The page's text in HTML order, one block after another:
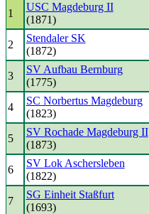
1
USC Magdeburg II
(1871)
2
Stendaler SK
(1872)
3
SV Aufbau Bernburg
(1775)
4
SC Norbertus Magdeburg
(1823)
5
SV Rochade Magdeburg II
(1873)
6
SV Lok Aschersleben
(1822)
7
SG Einheit Staßfurt
(1693)